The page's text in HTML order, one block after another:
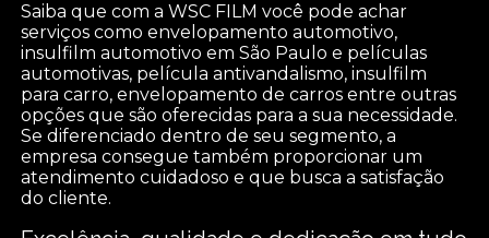
Saiba que com a WSC FILM você pode achar
serviços como envelopamento automotivo,
insulfilm automotivo em São Paulo e películas
automotivas, película antivandalismo, insulfilm
para carro, envelopamento de carros entre outras
opções que são oferecidas para a sua necessidade.
Se diferenciado dentro de seu segmento, a
empresa consegue também proporcionar um
atendimento cuidadoso e que busca a satisfação
do cliente.